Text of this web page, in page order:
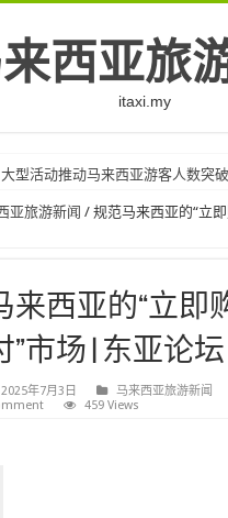
西亚旅
itaxi.my
型活动推动马来西亚游客人数突
亚旅游新闻 / 规范马来西亚的“立
来西亚的“立即
”市场|东亚论坛
2025年7月3日
马来西亚旅游新闻
459 Views